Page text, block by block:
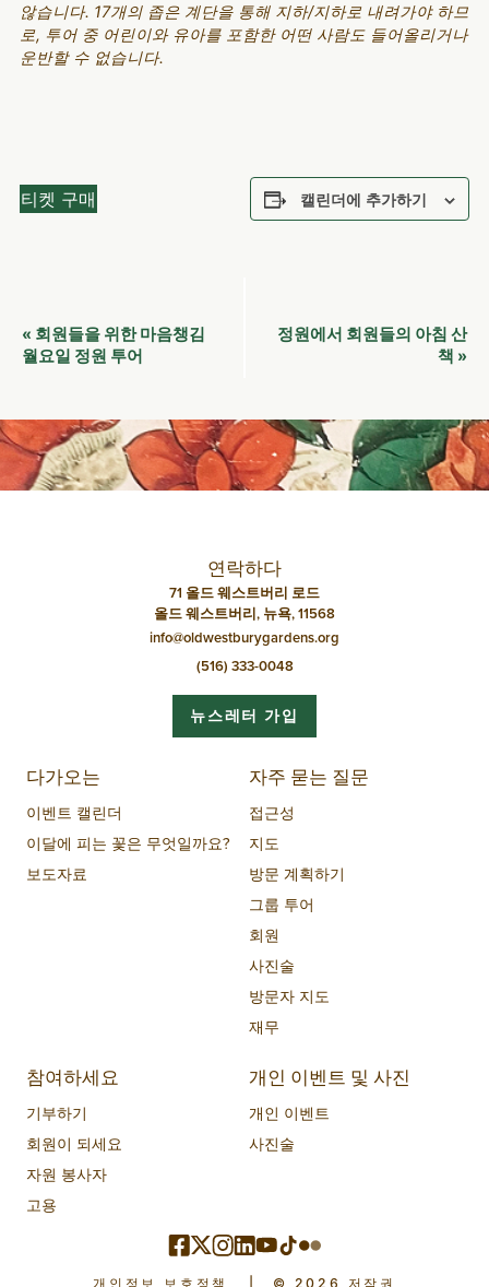
않습니다. 17개의 좁은 계단을 통해 지하/지하로 내려가야 하므
로, 투어 중 어린이와 유아를 포함한 어떤 사람도 들어올리거나
운반할 수 없습니다.
티켓 구매 캘린더에 추가하기
이
벤
네
비
게
« 회원들을 위한 마음챙김
월요일 정원 투어
정원에서 회원들의 아침 산
책 »
연락하다
71 올드 웨스트버리 로드
올드 웨스트버리, 뉴욕, 11568
info@oldwestburygardens.org
(516) 333-0048
뉴스레터 가입
다가오는
이벤트 캘린더
이달에 피는 꽃은 무엇일까요?
보도자료
자주 묻는 질문
접근성
지도
방문 계획하기
그룹 투어
회원
사진술
방문자 지도
재무
참여하세요
기부하기
회원이 되세요
자원 봉사자
고용
개인 이벤트 및 사진
개인 이벤트
사진술
개인정보 보호정책 © 2026 저작권